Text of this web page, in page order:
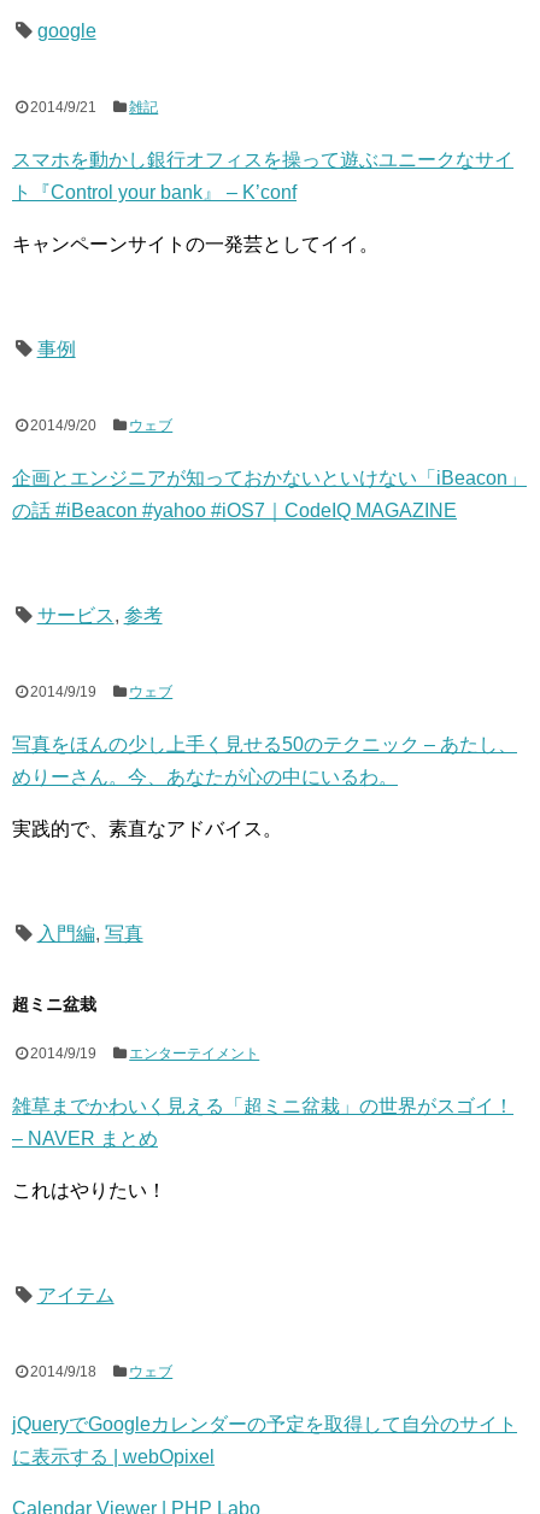
google
2014/9/21 雑記
スマホを動かし銀行オフィスを操って遊ぶユニークなサイ
ト『Control your bank』 – K’conf
キャンペーンサイトの一発芸としてイイ。
事例
2014/9/20 ウェブ
企画とエンジニアが知っておかないといけない「iBeacon」
の話 #iBeacon #yahoo #iOS7｜CodeIQ MAGAZINE
サービス, 参考
2014/9/19 ウェブ
写真をほんの少し上手く見せる50のテクニック – あたし、
めりーさん。今、あなたが心の中にいるわ。
実践的で、素直なアドバイス。
入門編, 写真
超ミニ盆栽
2014/9/19 エンターテイメント
雑草までかわいく見える「超ミニ盆栽」の世界がスゴイ！
– NAVER まとめ
これはやりたい！
アイテム
2014/9/18 ウェブ
jQueryでGoogleカレンダーの予定を取得して自分のサイト
に表示する | webOpixel
Calendar Viewer | PHP Labo